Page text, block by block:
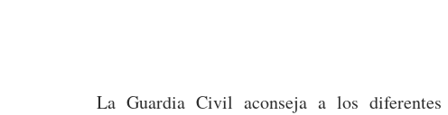
La Guardia Civil aconseja a los